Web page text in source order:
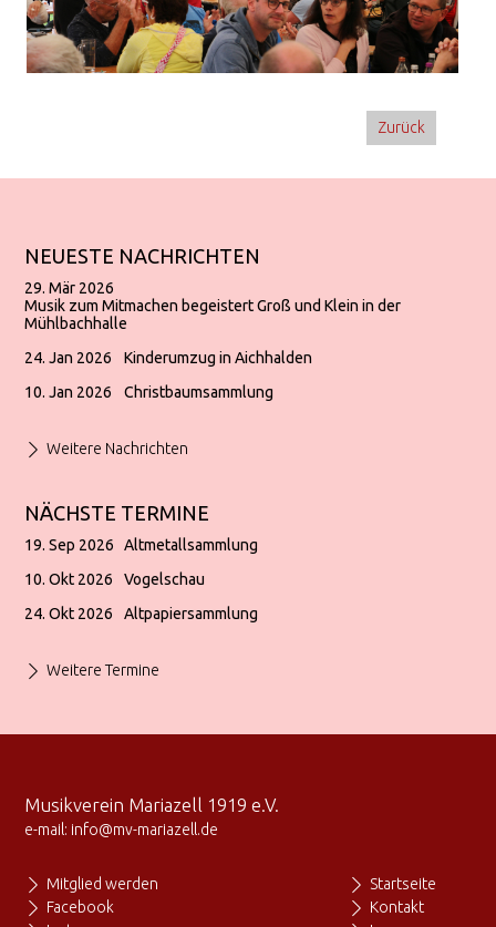
Zurück
NEUESTE NACHRICHTEN
29. Mär 2026
Musik zum Mitmachen begeistert Groß und Klein in der
Mühlbachhalle
24. Jan 2026
Kinderumzug in Aichhalden
10. Jan 2026
Christbaumsammlung
Weitere Nachrichten
NÄCHSTE TERMINE
19. Sep 2026
Altmetallsammlung
10. Okt 2026
Vogelschau
24. Okt 2026
Altpapiersammlung
Weitere Termine
Musikverein Mariazell 1919 e.V.
e-mail: info@mv-mariazell.de
Mitglied werden
Facebook
Startseite
Kontakt